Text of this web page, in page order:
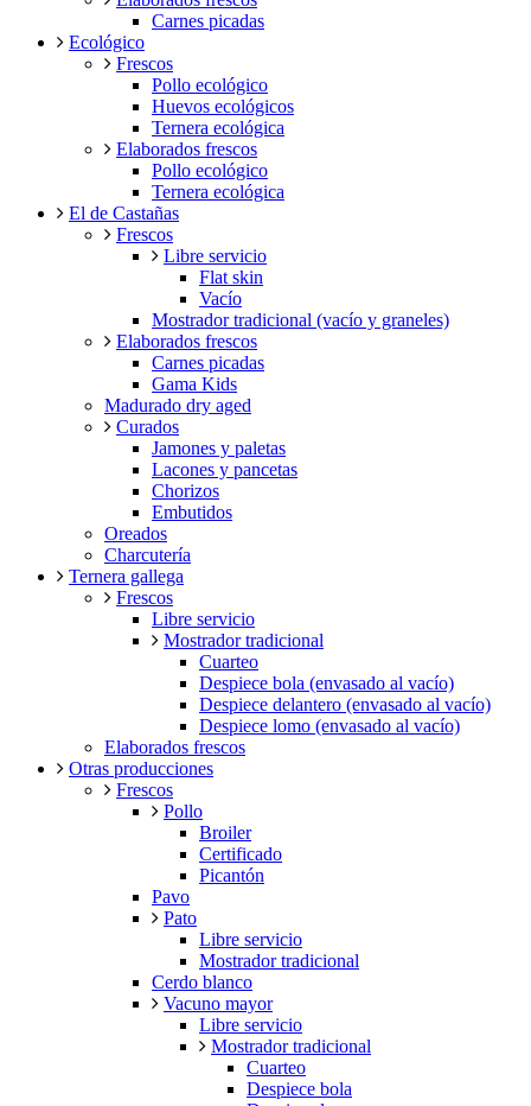
Carnes picadas
Ecológico
Frescos
Pollo ecológico
Huevos ecológicos
Ternera ecológica
Elaborados frescos
Pollo ecológico
Ternera ecológica
El de Castañas
Frescos
Libre servicio
Flat skin
Vacío
Mostrador tradicional (vacío y graneles)
Elaborados frescos
Carnes picadas
Gama Kids
Madurado dry aged
Curados
Jamones y paletas
Lacones y pancetas
Chorizos
Embutidos
Oreados
Charcutería
Ternera gallega
Frescos
Libre servicio
Mostrador tradicional
Cuarteo
Despiece bola (envasado al vacío)
Despiece delantero (envasado al vacío)
Despiece lomo (envasado al vacío)
Elaborados frescos
Otras producciones
Frescos
Pollo
Broiler
Certificado
Picantón
Pavo
Pato
Libre servicio
Mostrador tradicional
Cerdo blanco
Vacuno mayor
Libre servicio
Mostrador tradicional
Cuarteo
Despiece bola